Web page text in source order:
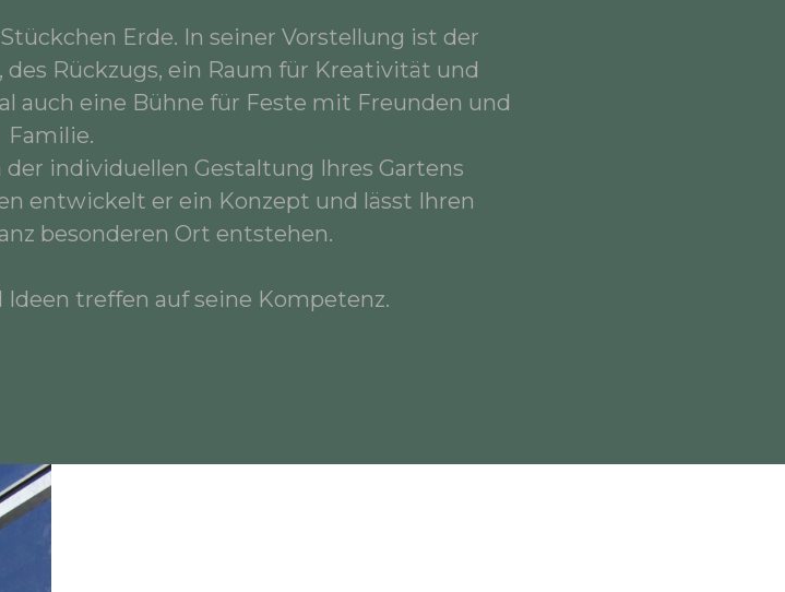
Erde. In seiner Vorstellung ist der
des Rückzugs, ein Raum für Kreativität und
auch eine Bühne für Feste mit Freunden und
Familie.
individuellen Gestaltung Ihres Gartens
entwickelt er ein Konzept und lässt Ihren
besonderen Ort entstehen.
Ideen treffen auf seine Kompetenz.